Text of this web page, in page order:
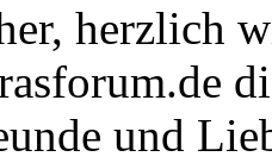
herzlich
und